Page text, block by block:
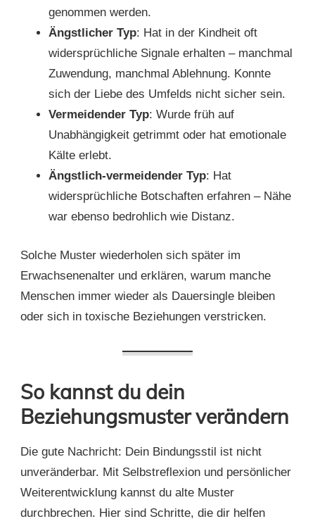
genommen werden.
Ängstlicher Typ: Hat in der Kindheit oft
widersprüchliche Signale erhalten – manchmal
Zuwendung, manchmal Ablehnung. Konnte
sich der Liebe des Umfelds nicht sicher sein.
Vermeidender Typ: Wurde früh auf
Unabhängigkeit getrimmt oder hat emotionale
Kälte erlebt.
Ängstlich-vermeidender Typ: Hat
widersprüchliche Botschaften erfahren – Nähe
war ebenso bedrohlich wie Distanz.
Solche Muster wiederholen sich später im
Erwachsenenalter und erklären, warum manche
Menschen immer wieder als Dauersingle bleiben
oder sich in toxische Beziehungen verstricken.
So kannst du dein
Beziehungsmuster verändern
Die gute Nachricht: Dein Bindungsstil ist nicht
unveränderbar. Mit Selbstreflexion und persönlicher
Weiterentwicklung kannst du alte Muster
durchbrechen. Hier sind Schritte, die dir helfen